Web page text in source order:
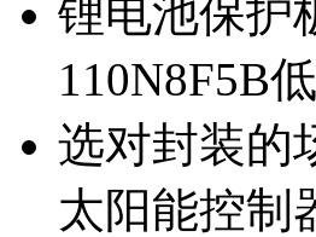
锂电池保护
110N8F5B
选对封装的
太阳能控制